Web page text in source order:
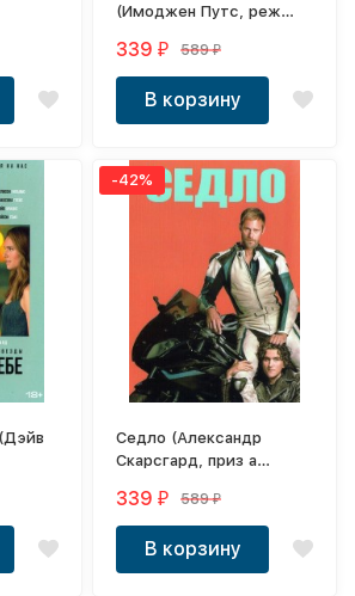
(Имоджен Путс, реж
премии)
339₽ 589₽
В корзину
-42%
Седло (Александр
Скарсгард, приз а
339₽ 589₽
В корзину